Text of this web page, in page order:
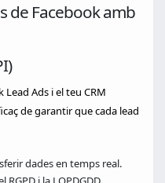
de Facebook amb
Ads i el teu CRM
de garantir que cada lead
dades en temps real.